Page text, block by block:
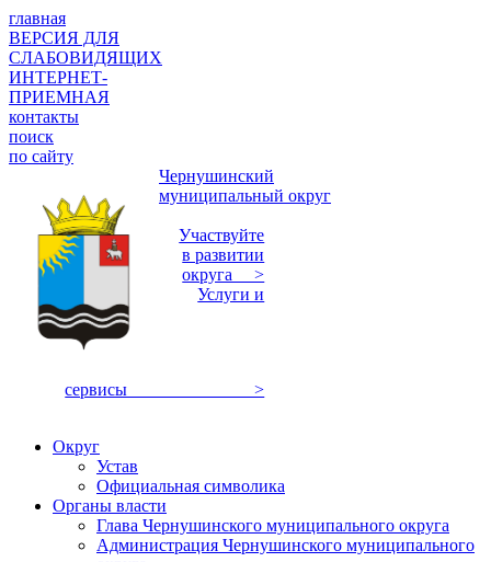
главная
ВЕРСИЯ ДЛЯ
СЛАБОВИДЯЩИХ
ИНТЕРНЕТ-
ПРИЕМНАЯ
контакты
поиск
по сайту
Чернушинский
муниципальный округ
Участвуйте
в развитии
округа >
Услуги и
сервисы >
Округ
Устав
Официальная символика
Органы власти
Глава Чернушинского муниципального округа
Администрация Чернушинского муниципального